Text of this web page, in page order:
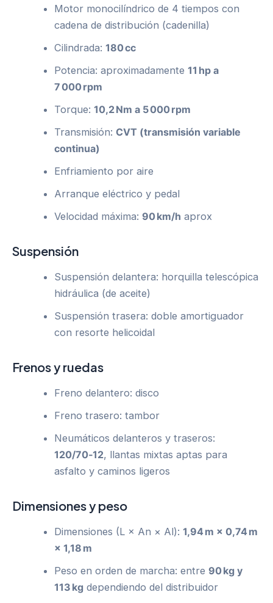
Motor monocilíndrico de 4 tiempos con
cadena de distribución (cadenilla)
Cilindrada:180 cc
Potencia: aproximadamente11 hp a
7 000 rpm
Torque:10,2 Nm a 5 000 rpm
Transmisión:CVT (transmisión variable
continua)
Enfriamiento por aire
Arranque eléctrico y pedal
Velocidad máxima:90 km/h aprox
Suspensión
Suspensión delantera: horquilla telescópica
hidráulica (de aceite)
Suspensión trasera: doble amortiguador
con resorte helicoidal
Frenos y ruedas
Freno delantero: disco
Freno trasero: tambor
Neumáticos delanteros y traseros:
120/70‑12, llantas mixtas aptas para
asfalto y caminos ligeros
Dimensiones y peso
Dimensiones (L × An × Al):1,94 m × 0,74 m
× 1,18 m
Peso en orden de marcha: entre90 kg y
113 kg dependiendo del distribuidor